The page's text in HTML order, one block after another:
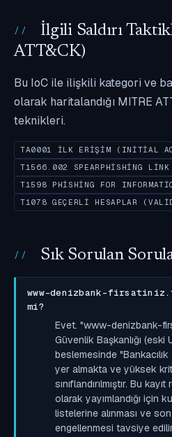
İlgili Saldırı
ATT&CK)
Bu IoC ile ilişkili kategori ve
olarak haritalandığı MITRE
teknikleri.
TA0001 İLK ERIŞIM (INITIAL
T1566.002 SPEARPHISHING LINK
T1598 PHISHING FOR
T1078 GEÇERLI HESAPLAR
Sık Sorulan
www-denizbank-
mi?
Evet. "www-denizbank-
Güvenlik Başkanlığı (eski
beslemesinde
yer almakta ve yüksek
sınıflandırılmıştır. Bu
olarak yayımlandığı için
listelerine alınması ve son
engellenmesi tavsiye